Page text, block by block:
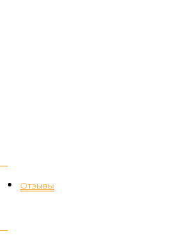
Отзывы